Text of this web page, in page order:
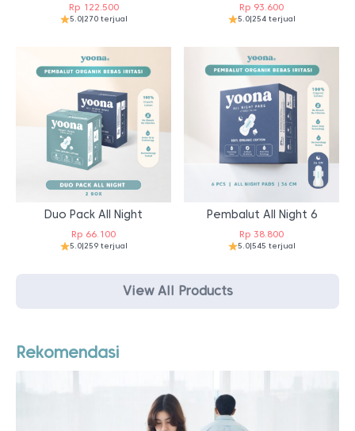
Rp122.500
5.0|270 terjual
Rp 93.600
5.0|254 terjual
Duo Pack All Night
Rp 66.100
5.0|259 terjual
Pembalut All Night 6
Rp 38.800
5.0|545 terjual
View All Products
Rekomendasi